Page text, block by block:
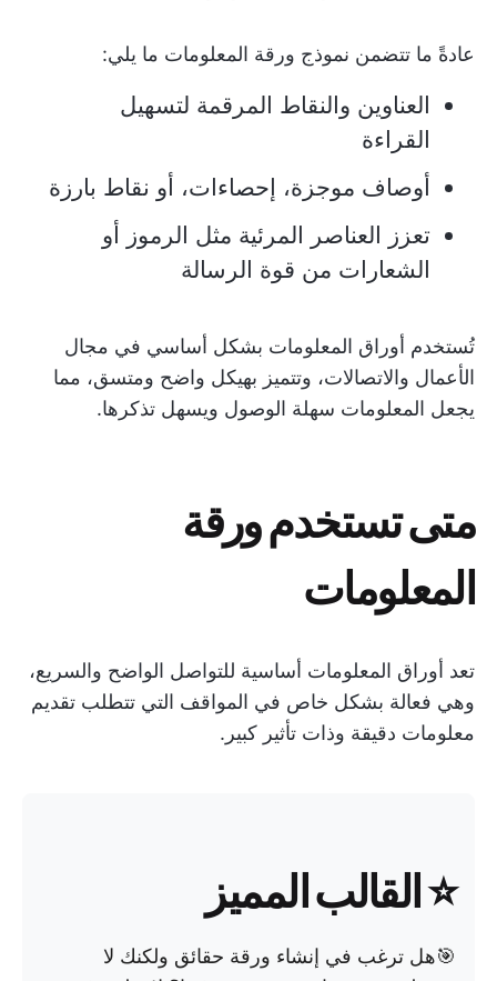
عادةً ما تتضمن نموذج ورقة المعلومات ما يلي:
العناوين والنقاط المرقمة لتسهيل
القراءة
أوصاف موجزة، إحصاءات، أو نقاط بارزة
تعزز العناصر المرئية مثل الرموز أو
الشعارات من قوة الرسالة
تُستخدم أوراق المعلومات بشكل أساسي في مجال
الأعمال والاتصالات، وتتميز بهيكل واضح ومتسق، مما
يجعل المعلومات سهلة الوصول ويسهل تذكرها.
متى تستخدم ورقة
المعلومات
تعد أوراق المعلومات أساسية للتواصل الواضح والسريع،
وهي فعالة بشكل خاص في المواقف التي تتطلب تقديم
معلومات دقيقة وذات تأثير كبير.
⭐ القالب المميز
🎯هل ترغب في إنشاء ورقة حقائق ولكنك لا